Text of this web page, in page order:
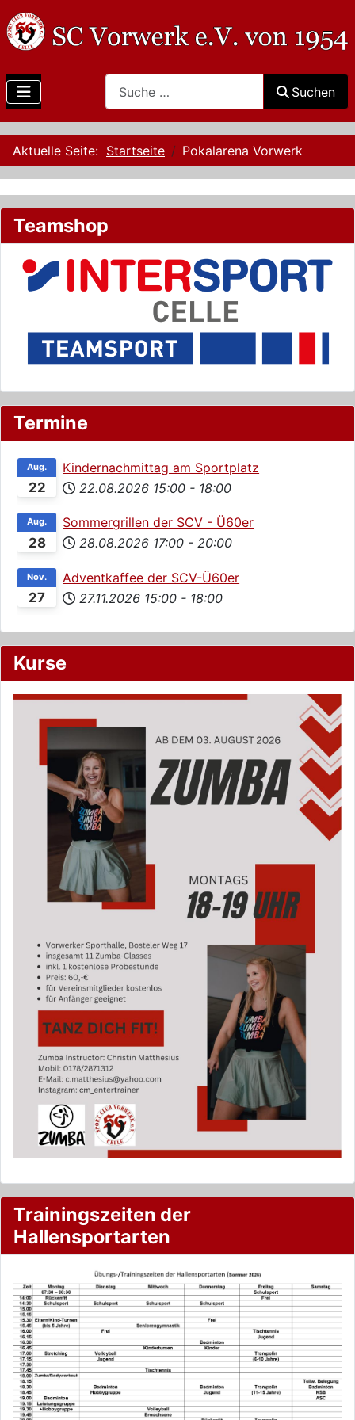
Search
Suchen
Aktuelle Seite: Startseite Pokalarena Vorwerk
Teamshop
Termine
22
Aug.
Kindernachmittag am Sportplatz
22.08.2026 15:00 - 18:00
28
Aug.
Sommergrillen der SCV - Ü60er
28.08.2026 17:00 - 20:00
27
Nov.
Adventkaffee der SCV-Ü60er
27.11.2026 15:00 - 18:00
Kurse
Trainingszeiten der
Hallensportarten